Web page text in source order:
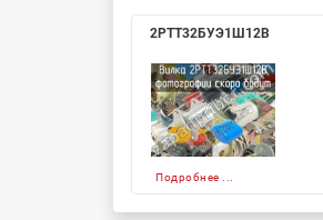
2РТТ32БУЭ1Ш12В
Подробнее ...